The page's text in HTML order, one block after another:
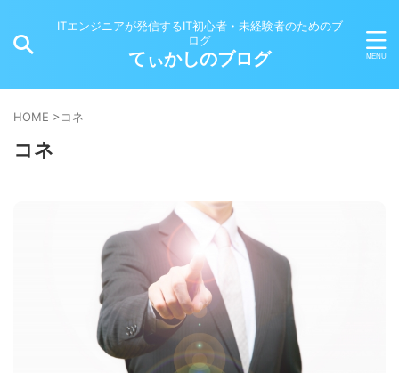
ITエンジニアが発信するIT初心者・未経験者のためのブ
ログ
てぃかしのブログ
HOME >コネ
コネ